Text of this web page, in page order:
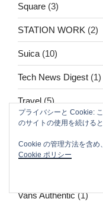
Square (3)
STATION WORK (2)
Suica (10)
Tech News Digest (1)
Travel(5)
Traveling Japan:
Twitter (3)
Vans Authentic(1)
プライバシーと Cookie:
のサイトの使用を続ける
Cookie の管理方法を含め
Cookie ポリシー